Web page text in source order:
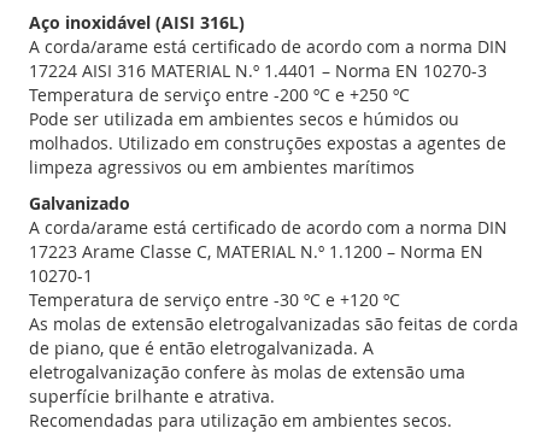
Aço inoxidável (AISI 316L)
A corda/arame está certificado de acordo com a norma DIN
17224 AISI 316 MATERIAL N.º 1.4401 – Norma EN 10270-3
Temperatura de serviço entre -200 ºC e +250 ºC
Pode ser utilizada em ambientes secos e húmidos ou
molhados. Utilizado em construções expostas a agentes de
limpeza agressivos ou em ambientes marítimos
Galvanizado
A corda/arame está certificado de acordo com a norma DIN
17223 Arame Classe C, MATERIAL N.º 1.1200 – Norma EN
10270-1
Temperatura de serviço entre -30 ºC e +120 ºC
As molas de extensão eletrogalvanizadas são feitas de corda
de piano, que é então eletrogalvanizada. A
eletrogalvanização confere às molas de extensão uma
superfície brilhante e atrativa.
Recomendadas para utilização em ambientes secos.